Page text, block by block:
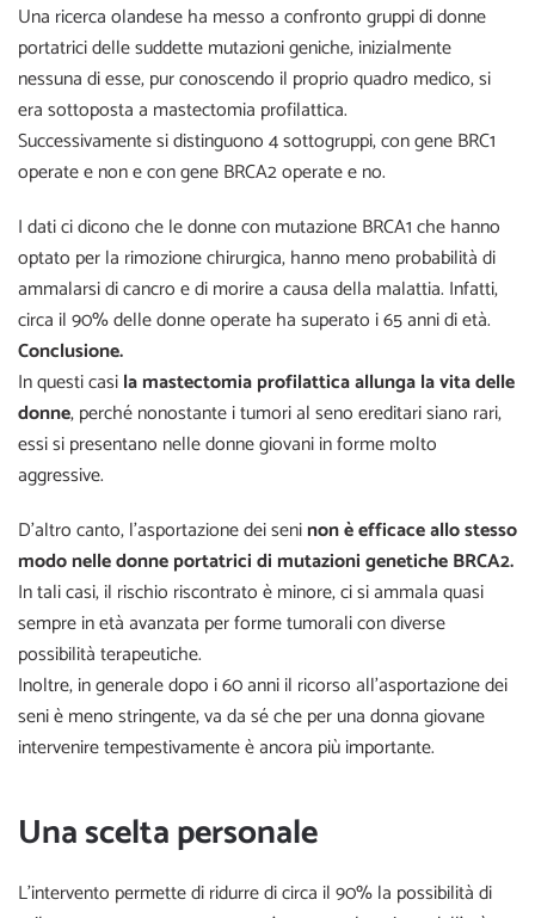
Una ricerca olandeseha messo a confronto gruppi di donne
portatrici delle suddette mutazioni geniche, inizialmente
nessuna di esse, pur conoscendo il proprio quadro medico, si
era sottoposta a mastectomia profilattica.
Successivamente si distinguono 4 sottogruppi, con gene BRC1
operate e non e con gene BRCA2 operate e no.
I dati ci dicono che le donne con mutazione BRCA1 che hanno
optato per la rimozione chirurgica, hanno meno probabilità di
ammalarsi di cancro e di morire a causa della malattia. Infatti,
circa il 90% delle donne operate ha superato i 65 anni di età.
Conclusione.
In questi casila mastectomia profilattica allunga la vita delle
donne, perché nonostante i tumori al seno ereditari siano rari,
essi si presentano nelle donne giovani in forme molto
aggressive.
D’altro canto, l’asportazione dei seninon è efficace allo stesso
modo nelle donne portatrici di mutazioni genetiche BRCA2.
In tali casi, il rischio riscontrato è minore, ci si ammala quasi
sempre in età avanzata per forme tumorali con diverse
possibilità terapeutiche.
Inoltre, in generale dopo i 60 anni il ricorso all’asportazione dei
seni è meno stringente, va da sé che per una donna giovane
intervenire tempestivamente è ancora più importante.
Una scelta personale
L’intervento permette di ridurre di circa il 90% la possibilità di